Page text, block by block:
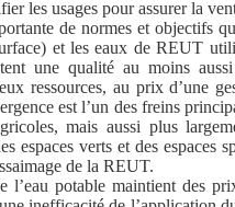
les usages pour assurer la
de normes et objectifs
et les eaux de REUT
une qualité au moins
ressources, au prix d’une
est l’un des freins
mais aussi plus
espaces verts et des espaces
de la REUT.
potable maintient des